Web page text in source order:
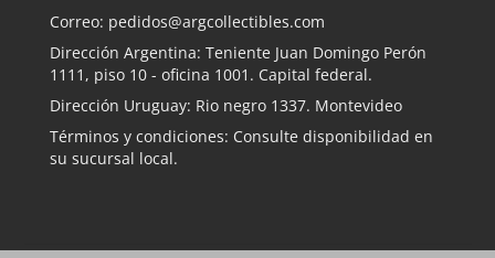
Correo: pedidos@argcollectibles.com
Dirección Argentina: Teniente Juan Domingo Perón
1111, piso 10 - oficina 1001. Capital federal.
Dirección Uruguay: Rio negro 1337. Montevideo
Términos y condiciones: Consulte disponibilidad en
su sucursal local.